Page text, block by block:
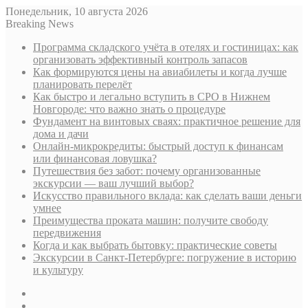
Понедельник, 10 августа 2026
Breaking News
Программа складского учёта в отелях и гостиницах: как
организовать эффективный контроль запасов
Как формируются цены на авиабилеты и когда лучше
планировать перелёт
Как быстро и легально вступить в СРО в Нижнем
Новгороде: что важно знать о процедуре
Фундамент на винтовых сваях: практичное решение для
дома и дачи
Онлайн-микрокредиты: быстрый доступ к финансам
или финансовая ловушка?
Путешествия без забот: почему организованные
экскурсии — ваш лучший выбор?
Искусство правильного вклада: как сделать ваши деньги
умнее
Преимущества проката машин: получите свободу
передвижения
Когда и как выбрать бытовку: практические советы
Экскурсии в Санкт-Петербурге: погружение в историю
и культуру